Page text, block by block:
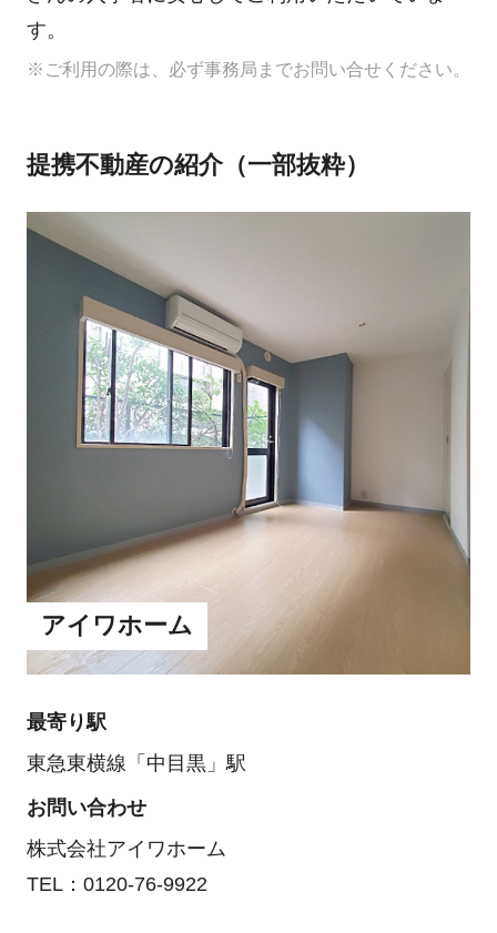
す。
※ご利用の際は、必ず事務局までお問い合せください。
提携不動産の紹介（一部抜粋）
アイワホーム
最寄り駅
東急東横線「中目黒」駅
お問い合わせ
株式会社アイワホーム
TEL：0120-76-9922